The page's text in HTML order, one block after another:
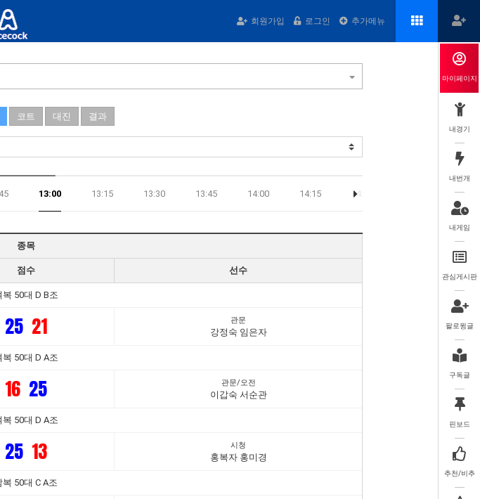
회원가입 로그인 추가메뉴
코트 대진 결과
13:00 13:15 13:30 13:45 14:00 14:15 14:30 15:00
종목
점수 선수
복 50대 D B조
25 21 관문
강정숙 임은자
복 50대 D A조
16 25 관문/오전
이갑숙 서순관
복 50대 D A조
25 13 시청
홍복자 홍미경
복 50대 C A조
마이페이지
내경기
내번개
내게임
관심게시판
팔로윙글
구독글
핀보드
추천/비추